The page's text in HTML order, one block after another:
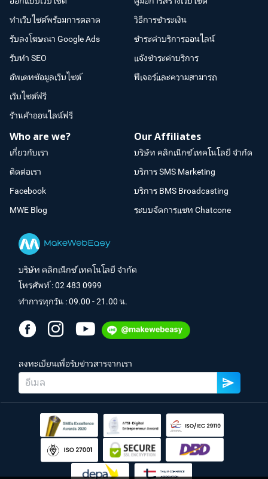
ทำเว็บไซต์พร้อมการตลาด
รับลงโฆษณา Google Ads
รับทำ SEO
อัพเดทข้อมูลเว็บไซต์
เว็บไซต์ฟรี
ร้านค้าออนไลน์ฟรี
วิธีการชำระเงิน
ชำระค่าบริการออนไลน์
แจ้งชำระค่าบริการ
ฟีเจอร์และความสามารถ
Who are we?
เกี่ยวกับเรา
ติดต่อเรา
Facebook
MWE Blog
Our Affiliates
บริษัท คลิกเน็กซ์ เทคโนโลยี จำกัด
บริการ SMS Marketing
บริการ BMS Broadcasting
ระบบจัดการแชท Chatcone
บริษัท คลิกเน็กซ์ เทคโนโลยี จำกัด
โทรศัพท์ :02 483 0999
ทำการทุกวัน : 09.00 - 21.00 น.
ลงทะเบียนเพื่อรับข่าวสารจากเรา